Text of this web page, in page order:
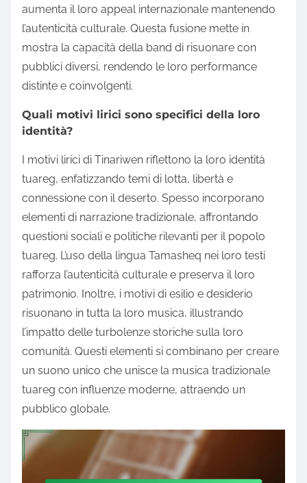
aumenta il loro appeal internazionale mantenendo
l’autenticità culturale. Questa fusione mette in
mostra la capacità della band di risuonare con
pubblici diversi, rendendo le loro performance
distinte e coinvolgenti.
Quali motivi lirici sono specifici della loro
identità?
I motivi lirici di Tinariwen riflettono la loro identità
tuareg, enfatizzando temi di lotta, libertà e
connessione con il deserto. Spesso incorporano
elementi di narrazione tradizionale, affrontando
questioni sociali e politiche rilevanti per il popolo
tuareg. L’uso della lingua Tamasheq nei loro testi
rafforza l’autenticità culturale e preserva il loro
patrimonio. Inoltre, i motivi di esilio e desiderio
risuonano in tutta la loro musica, illustrando
l’impatto delle turbolenze storiche sulla loro
comunità. Questi elementi si combinano per creare
un suono unico che unisce la musica tradizionale
tuareg con influenze moderne, attraendo un
pubblico globale.